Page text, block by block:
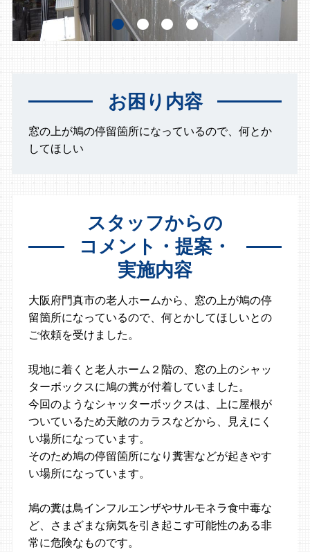
お困り内容
窓の上が鳩の停留箇所になっているので、何とか
してほしい
スタッフからの
コメント・提案・
実施内容
大阪府門真市の老人ホームから、窓の上が鳩の停
留箇所になっているので、何とかしてほしいとの
ご依頼を受けました。
現地に着くと老人ホーム２階の、窓の上のシャッ
ターボックスに鳩の糞が付着していました。
今回のようなシャッターボックスは、上に屋根が
ついているため天敵のカラスなどから、見えにく
い場所になっています。
そのため鳩の停留箇所になり糞害などが起きやす
い場所になっています。
鳩の糞は鳥インフルエンザやサルモネラ食中毒な
ど、さまざまな病気を引き起こす可能性のある非
常に危険なものです。